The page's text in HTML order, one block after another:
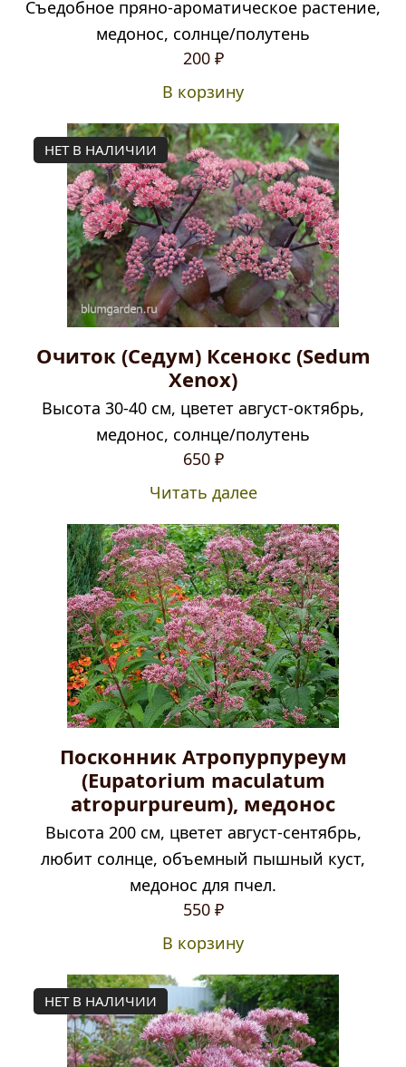
Съедобное пряно-ароматическое растение,
медонос, солнце/полутень
Первоначальная
составляла
350 ₽.
200 ₽Текущая
200 ₽.
В корзину
НЕТ В НАЛИЧИИ
Очиток (Седум) Ксенокс (Sedum
Xenox)
Высота 30-40 см, цветет август-октябрь,
медонос, солнце/полутень
650 ₽
Читать далее
Посконник Атропурпуреум
(Eupatorium maculatum
atropurpureum), медонос
Высота 200 см, цветет август-сентябрь,
любит солнце, объемный пышный куст,
медонос для пчел.
550 ₽
В корзину
НЕТ В НАЛИЧИИ